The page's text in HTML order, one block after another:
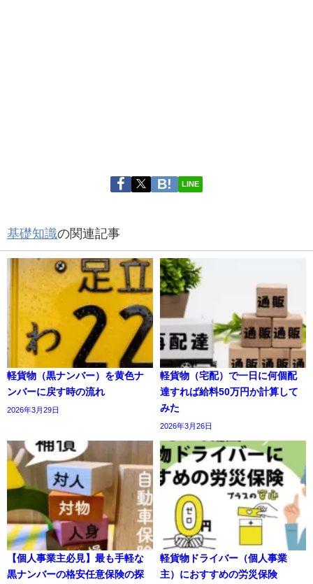
LINE
基礎知識の関連記事
軽貨物（黒ナンバー）を黄色ナ
ンバーに戻す時の流れ
2026年3月29日
軽貨物（宅配）で一日に何個配
達すれば給料50万円か計算して
みた
2026年3月26日
【個人事業主必見】最も手軽な
黒ナンバーの格安任意保険の探
軽貨物ドライバー（個人事業
主）におすすめの労災保険